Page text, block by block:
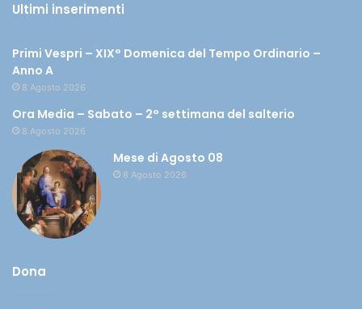
Ultimi inserimenti
Primi Vespri – XIX° Domenica del Tempo Ordinario –
Anno A
8 Agosto 2026
Ora Media – Sabato – 2° settimana del salterio
8 Agosto 2026
Mese di Agosto 08
8 Agosto 2026
Dona